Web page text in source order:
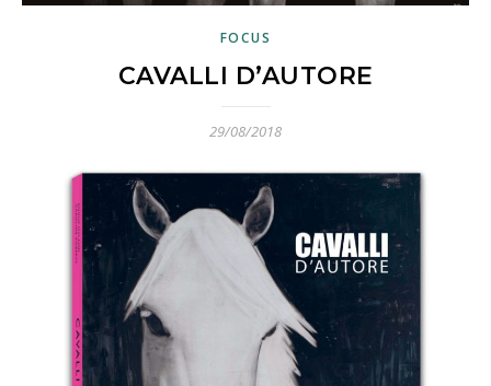
FOCUS
CAVALLI D’AUTORE
29/08/2018